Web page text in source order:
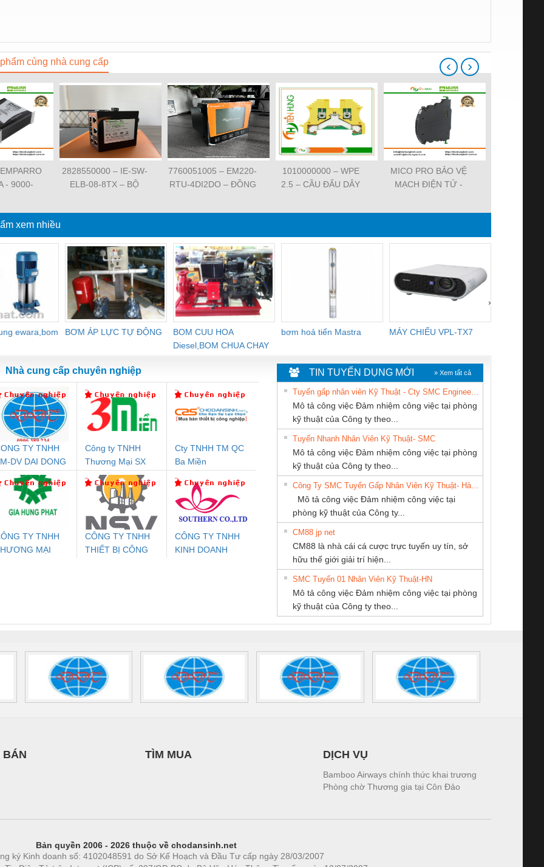
cùng nhà cung cấp
- 9000-
IP67
1-
2828550000 – IE-SW-
ELB-08-8TX – BỘ
RJ45 – WEIDMULLER
7760051005 – EM220-
RTU-4DI2DO – ĐỒNG
ĐO ĐIỆN ÁP –
1010000000 – WPE
2.5 – CẦU ĐẤU DÂY
WEIDMULLER-
MICO PRO BẢO VỆ
MẠCH ĐIỆN TỬ -
MICO PRO
CIRCUIT
CHANNELS
‹ ›
xem nhiều
ewara,bom
BƠM ÁP LỰC TỰ ĐỘNG
BOM CUU HOA
Diesel,BOM CHUA CHAY
bơm hoả tiển Mastra MÁY CHIẾU VPL-TX7
›
An Toàn
Contact
PC20-1NO-
24DC-SP -
Rơ Le An Toàn
Phoenix Contact
PSR-SCP-
24UC/ESL4/3X1/1X2/B
- 2981059
Điện AC
Mô-đun Ắc Quy UPS
Bộ Lặp Tín Hiệu
PROFIBUS Phoenix
Contact PSI-REP-
PROFIBUS/12MB -
2708863
Rơ Le An Toàn
Phoenix Contact
2986960 – PSR-
SCP-
24DC/FSP/2X1/1X2
Rơ Le An Toàn
Bộ giám sát chuỗi
tấm pin
TRANSCLINIC 16I+
1K5 H (2502520000)
Bộ giám sát chuỗi
tấm pin
TRANSCLINIC 16I+
1K5 L (2433950000)
Bộ giám sát dòng
TRANSCLINIC 16I+
(2008130000)
điện TRANSCLINIC
BKE 1K5.4
(7791400879)2. Giá
Nẹp nhôm chống
trơn Đà Nẵng
Nhà cung cấp chuyên nghiệp
TY TNHH
DV DAI DONG
THANH
Công ty TNHH
Thương Mại SX
Ba Miền
Cty TNHH TM QC
Ba Miền
TY TNHH
MẠI
CÔNG TY TNHH
THIẾT BỊ CÔNG
CÔNG TY TNHH
KINH DOANH
CÔNG TY TNHH
THƯƠNG MẠI
THIÊN ÂN VIỆT
NAM
CÔNG TY CP TỰ
ĐỘNG TIẾN
HƯNG
Tan Dong Cang
CÔNG TY CỔ
PHẦN DÂY VÀ
CÁP ĐIỆN
THƯỢNG ĐÌNH
KỸ THUẬT KTECH
VIỆT NAM
Thiết Bị Điện Nam
TIN TUYỂN DỤNG MỚI » Xem tất cả
Mô tả công việc Đảm nhiệm công việc tại phòng
kỹ thuật của Công ty theo...
Tuyển Nhanh Nhân Viên Kỹ Thuật- SMC
Mô tả công việc Đảm nhiệm công việc tại phòng
kỹ thuật của Công ty theo...
Mô tả công việc Đảm nhiệm công việc tại
phòng kỹ thuật của Công ty...
CM88 jp net
CM88 là nhà cái cá cược trực tuyến uy tín, sở
hữu thế giới giải trí hiện...
SMC Tuyển 01 Nhân Viên Kỹ Thuật-HN
Mô tả công việc Đảm nhiệm công việc tại phòng
kỹ thuật của Công ty theo...
BÁN TÌM MUA DỊCH VỤ
Bamboo Airways chính thức khai trương
Phòng chờ Thương gia tại Côn Đảo
Bản quyền 2006 - 2026 thuộc về chodansinh.net
ký Kinh doanh số: 4102048591 do Sở Kế Hoạch và Đầu Tư cấp ngày 28/03/2007